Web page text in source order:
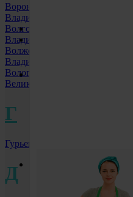
Воронеж
Владивосток
Волгоград
Владимир
Волжский
Владикавказ
Вологда
Великий Новгород
Г
Гурьевск
Д